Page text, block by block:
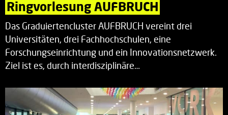
Ringvorlesung AUFBRUCH
Das Graduiertencluster AUFBRUCH vereint drei
Universitäten, drei Fachhochschulen, eine
Forschungseinrichtung und ein Innovationsnetzwerk.
Ziel ist es, durch interdisziplinäre…